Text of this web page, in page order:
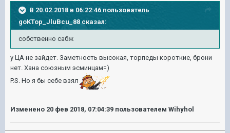
В 20.02.2018 в 06:22:46 пользователь
goKTop_JluBcu_88сказал:
собственно сабж
у ЦА не зайдет. Заметность высокая, торпеды короткие, брони
нет. Хана союзным эсминцам=)
P.S. Но я бы себе взял
Изменено 20 фев 2018, 07:04:39 пользователем Wihyhol